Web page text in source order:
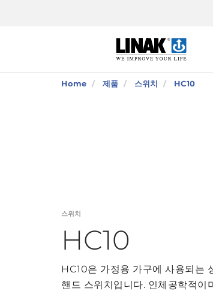
Home 제품 스위치 HC10
스위치
HC10
HC10은 가정용 가구에 사용되는
핸드 스위치입니다. 인체공학적이